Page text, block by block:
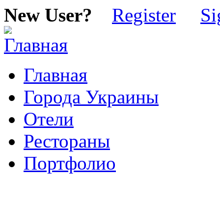
New User? Register
Главная
Города Украины
Отели
Рестораны
Портфолио